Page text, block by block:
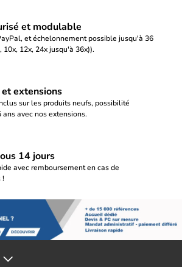
et modulable
et échelonnement possible jusqu'à 36
10x, 12x, 24x jusqu'à 36x)).
extensions
sur les produits neufs, possibilité
avec nos extensions.
14 jours
avec remboursement en cas de
!